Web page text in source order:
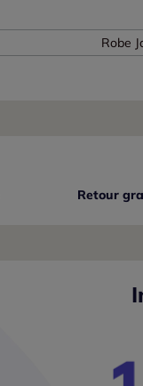
Robe
Retour